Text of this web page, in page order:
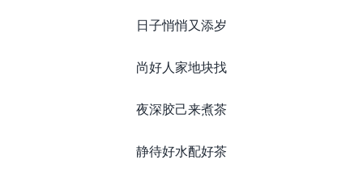
日子悄悄又添岁
尚好人家地块找
夜深胶己来煮茶
静待好水配好茶